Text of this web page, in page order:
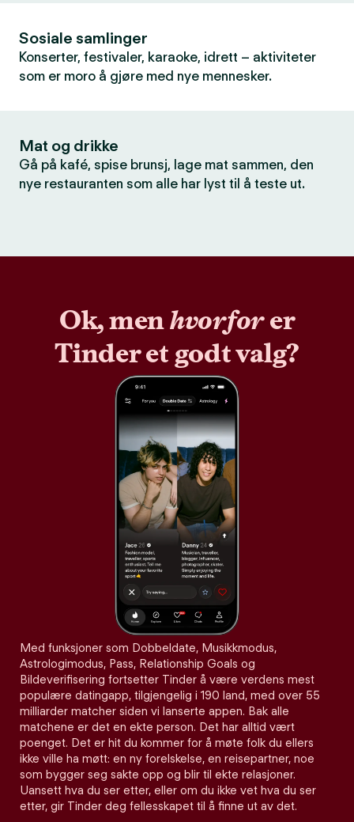
Sosiale samlinger
Konserter, festivaler, karaoke, idrett – aktiviteter
som er moro å gjøre med nye mennesker.
Mat og drikke
Gå på kafé, spise brunsj, lage mat sammen, den
nye restauranten som alle har lyst til å teste ut.
Ok, menhvorforer
Tinder et godt valg?
Med funksjoner som Dobbeldate, Musikkmodus,
Astrologimodus, Pass, Relationship Goals og
Bildeverifisering fortsetter Tinder å være verdens mest
populære datingapp, tilgjengelig i 190 land, med over 55
milliarder matcher siden vi lanserte appen. Bak alle
matchene er det en ekte person. Det har alltid vært
poenget. Det er hit du kommer for å møte folk du ellers
ikke ville ha møtt: en ny forelskelse, en reisepartner, noe
som bygger seg sakte opp og blir til ekte relasjoner.
Uansett hva du ser etter, eller om du ikke vet hva du ser
etter, gir Tinder deg fellesskapet til å finne ut av det.